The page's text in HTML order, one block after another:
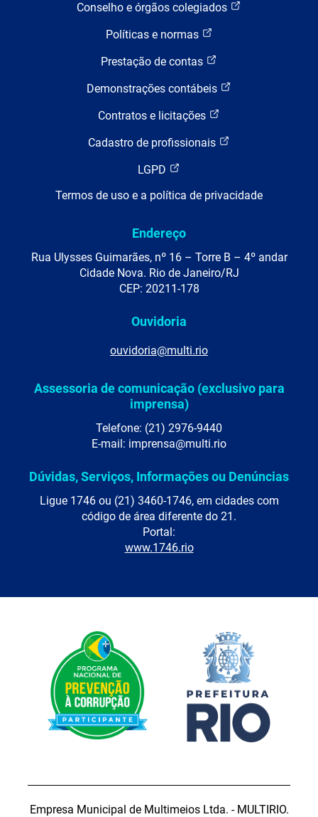
Conselho e órgãos colegiados
Políticas e normas
Prestação de contas
Demonstrações contábeis
Contratos e licitações
Cadastro de profissionais
LGPD
Termos de uso e a política de privacidade
Endereço
Rua Ulysses Guimarães, nº 16 – Torre B – 4º andar
Cidade Nova. Rio de Janeiro/RJ
CEP: 20211-178
Ouvidoria
ouvidoria@multi.rio
Assessoria de comunicação (exclusivo para
imprensa)
Telefone: (21) 2976-9440
E-mail: imprensa@multi.rio
Dúvidas, Serviços, Informações ou Denúncias
Ligue 1746 ou (21) 3460-1746, em cidades com
código de área diferente do 21.
Portal:
www.1746.rio
Empresa Municipal de Multimeios Ltda. - MULTIRIO.